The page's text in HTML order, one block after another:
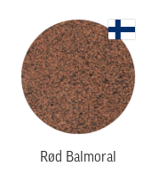
Rød Balmoral